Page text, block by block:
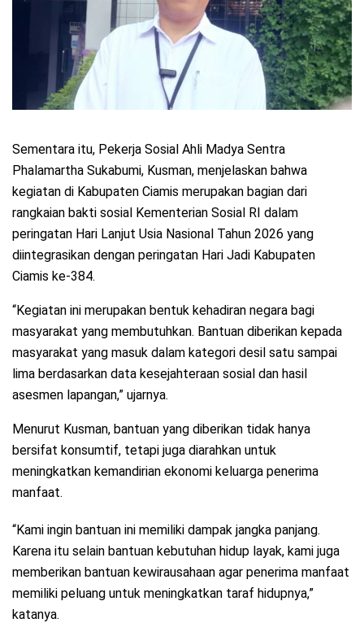
Sementara itu, Pekerja Sosial Ahli Madya Sentra
Phalamartha Sukabumi, Kusman, menjelaskan bahwa
kegiatan di Kabupaten Ciamis merupakan bagian dari
rangkaian bakti sosial Kementerian Sosial RI dalam
peringatan Hari Lanjut Usia Nasional Tahun 2026 yang
diintegrasikan dengan peringatan Hari Jadi Kabupaten
Ciamis ke-384.
“Kegiatan ini merupakan bentuk kehadiran negara bagi
masyarakat yang membutuhkan. Bantuan diberikan kepada
masyarakat yang masuk dalam kategori desil satu sampai
lima berdasarkan data kesejahteraan sosial dan hasil
asesmen lapangan,” ujarnya.
Menurut Kusman, bantuan yang diberikan tidak hanya
bersifat konsumtif, tetapi juga diarahkan untuk
meningkatkan kemandirian ekonomi keluarga penerima
manfaat.
“Kami ingin bantuan ini memiliki dampak jangka panjang.
Karena itu selain bantuan kebutuhan hidup layak, kami juga
memberikan bantuan kewirausahaan agar penerima manfaat
memiliki peluang untuk meningkatkan taraf hidupnya,”
katanya.